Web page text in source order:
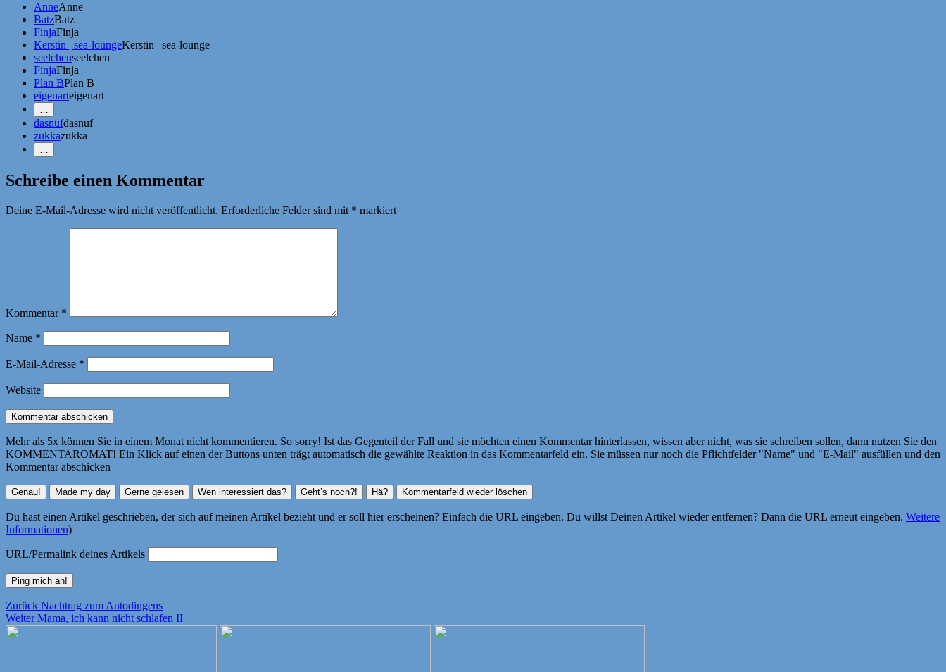
AnneAnne
BatzBatz
FinjaFinja
Kerstin | sea-loungeKerstin | sea-lounge
seelchenseelchen
FinjaFinja
Plan BPlan B
eigenarteigenart
…
Erwähnungen
zeigen
dasnufdasnuf
zukkazukka
…
Erwähnungen
Schreibe einen Kommentar
Deine E-Mail-Adresse wird nicht veröffentlicht. Erforderliche Felder sind mit * markiert
Kommentar *
Name *
E-Mail-Adresse *
Website
Mehr als 5x können Sie in einem Monat nicht kommentieren. So sorry! Ist das Gegenteil der Fall und sie möchten einen Kommentar hinterlassen, wissen aber nicht, was sie schreiben sollen, dann nutzen Sie den
KOMMENTAROMAT! Ein Klick auf einen der Buttons unten trägt automatisch die gewählte Reaktion in das Kommentarfeld ein. Sie müssen nur noch die Pflichtfelder "Name" und "E-Mail" ausfüllen und den
Kommentar abschicken
Du hast einen Artikel geschrieben, der sich auf meinen Artikel bezieht und er soll hier erscheinen? Einfach die URL eingeben. Du willst Deinen Artikel wieder entfernen? Dann die URL erneut eingeben. Weitere
Informationen)
URL/Permalink deines Artikels
Beitragsnavigation
Zurück Vorheriger
Beitrag:
Nachtrag zum Autodingens
Weiter Nächster
Mama, ich kann nicht schlafen II